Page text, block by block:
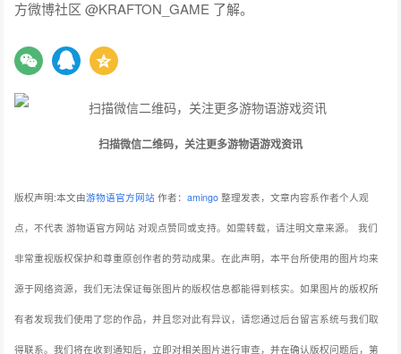
方微博社区 @KRAFTON_GAME 了解。
扫描微信二维码，关注更多游物语游戏资讯
版权声明:本文由游物语官方网站 作者：amingo 整理发表，文章内容系作者个人观
点，不代表 游物语官方网站 对观点赞同或支持。如需转载，请注明文章来源。 我们
非常重视版权保护和尊重原创作者的劳动成果。在此声明，本平台所使用的图片均来
源于网络资源，我们无法保证每张图片的版权信息都能得到核实。如果图片的版权所
有者发现我们使用了您的作品，并且您对此有异议，请您通过后台留言系统与我们取
得联系。我们将在收到通知后，立即对相关图片进行审查，并在确认版权问题后，第